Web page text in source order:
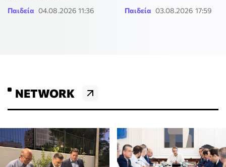
Παιδεία 04.08.2026 11:36 Παιδεία 03.08.2026 17:59
NETWORK